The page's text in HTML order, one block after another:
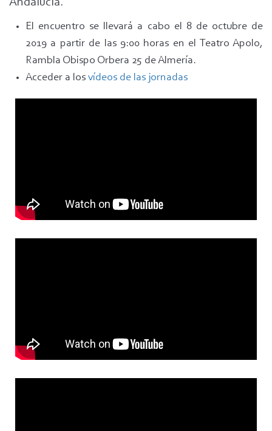
Andalucía.
El encuentro se llevará a cabo el 8 de octubre de
2019 a partir de las 9:00 horas en el Teatro Apolo,
Rambla Obispo Orbera 25 de Almería.
Acceder a los vídeos de las jornadas